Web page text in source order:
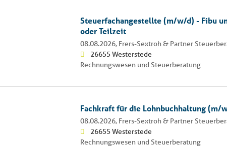
Steuerfachangestellte (m/w/d) - Fibu
oder Teilzeit
08.08.2026, Frers-Sextroh & Partner
26655 Westerstede
Rechnungswesen und Steuerberatung
Fachkraft für die Lohnbuchhaltung (m/
08.08.2026, Frers-Sextroh & Partner
26655 Westerstede
Rechnungswesen und Steuerberatung